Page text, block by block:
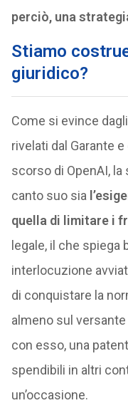
perciò, una
Stiamo
giuridico?
Come si evince
rivelati dal Garante
scorso di OpenAI,
canto suo sia
quella di limitare i
legale, il che spiega
interlocuzione
di conquistare la
almeno sul versante
con esso, una
spendibili in altri
un’occasione.